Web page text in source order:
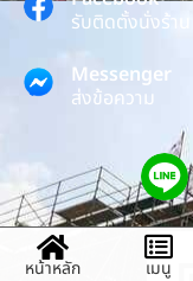
รับติดตั้งนั่งร้าน
Messenger
ส่งข้อความ
หน้าหลัก เมนู